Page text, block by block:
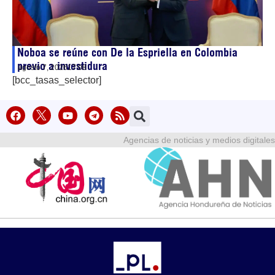
Noboa se reúne con De la Espriella en Colombia
previo a investidura
agosto 7, 202617:08
[bcc_tasas_selector]
Agencias de noticias y medios digitales